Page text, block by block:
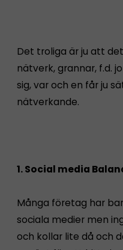
Det troliga är ju att
nätverk, grannar, f.d.
sig, var och en får ju
nätverkande.
1. Social media
Många företag har
sociala medier men
och kollar lite då och